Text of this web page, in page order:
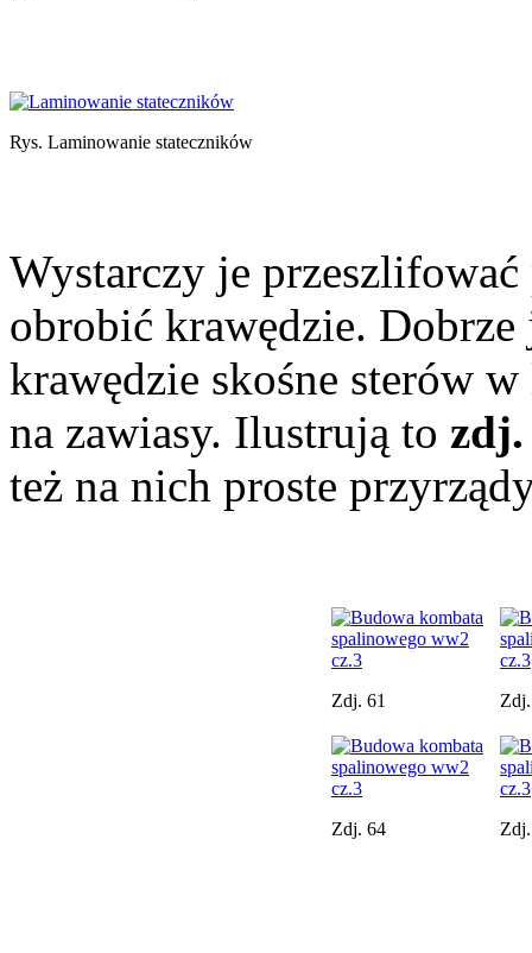
Rys. Laminowanie stateczników
Wystarczy je
obrobić krawędzie.
krawędzie skośne sterów
na zawiasy. Ilustrują to zdj.
też na nich proste
Zdj. 61
Zdj. 64